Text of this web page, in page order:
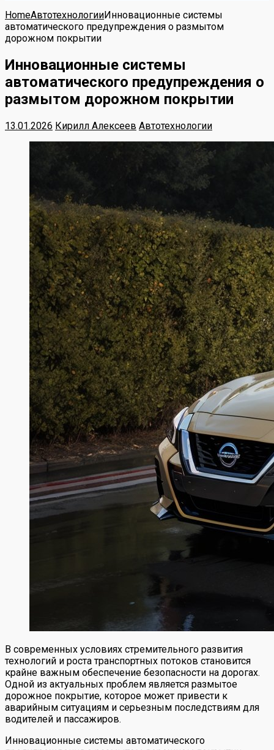
HomeАвтотехнологииИнновационные системы
автоматического предупреждения о размытом
дорожном покрытии
Инновационные системы
автоматического предупреждения о
размытом дорожном покрытии
13.01.2026 Кирилл Алексеев Автотехнологии
В современных условиях стремительного развития
технологий и роста транспортных потоков становится
крайне важным обеспечение безопасности на дорогах.
Одной из актуальных проблем является размытое
дорожное покрытие, которое может привести к
аварийным ситуациям и серьезным последствиям для
водителей и пассажиров.
Инновационные системы автоматического